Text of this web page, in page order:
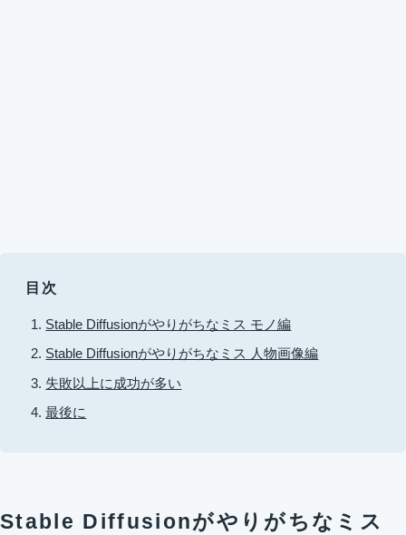
目次
Stable Diffusionがやりがちなミス モノ編
Stable Diffusionがやりがちなミス 人物画像編
失敗以上に成功が多い
最後に
Stable Diffusionがやりがちなミス